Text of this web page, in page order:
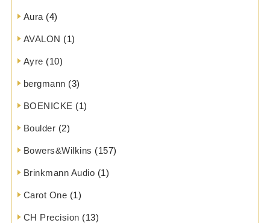
Aura (4)
AVALON (1)
Ayre (10)
bergmann (3)
BOENICKE (1)
Boulder (2)
Bowers&Wilkins (157)
Brinkmann Audio (1)
Carot One (1)
CH Precision (13)